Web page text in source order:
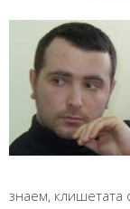
знаем, клишетата